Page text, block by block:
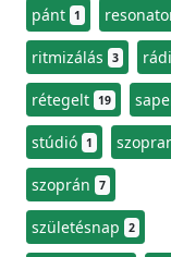
pánt 1
ritmizálás 3
rétegelt 19
stúdió 1
szoprán 7
születésnap 2